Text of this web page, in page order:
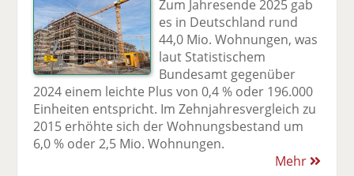
Zum Jahresende 2025 gab
es in Deutschland rund
44,0 Mio. Wohnungen, was
laut Statistischem
Bundesamt gegenüber
2024 einem leichte Plus von 0,4 % oder 196.000
Einheiten entspricht. Im Zehnjahresvergleich zu
2015 erhöhte sich der Wohnungsbestand um
6,0 % oder 2,5 Mio. Wohnungen.
Mehr